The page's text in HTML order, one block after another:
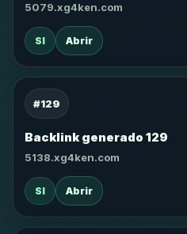
5079.xg4ken.com
SI Abrir
#129
Backlink generado 129
5138.xg4ken.com
SI Abrir